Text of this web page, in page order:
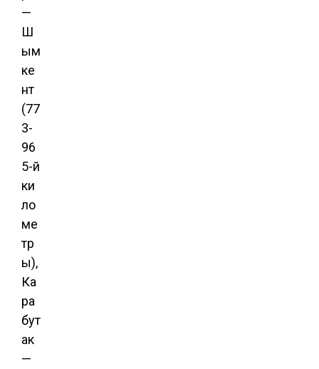
—
Ш
ым
ке
нт
(77
3-
96
5-й
ки
ло
ме
тр
ы),
Ка
ра
бут
ак
—